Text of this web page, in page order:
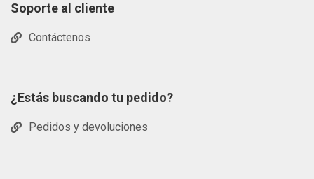
Soporte al cliente
Contáctenos
¿Estás buscando tu pedido?
Pedidos y devoluciones